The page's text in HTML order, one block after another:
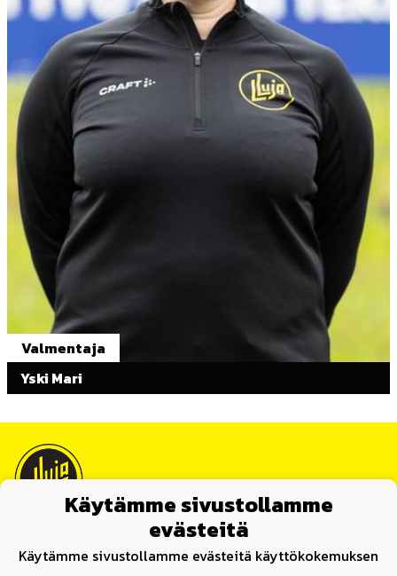
Valmentaja
Yski Mari
Käytämme sivustollamme
evästeitä
Käytämme sivustollamme evästeitä käyttökokemuksen